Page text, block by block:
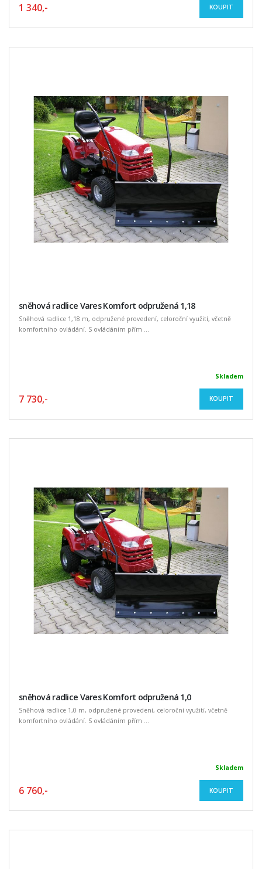
1 340,- KOUPIT
sněhová radlice Vares Komfort odpružená 1,18
Sněhová radlice 1,18 m, odpružené provedení, celoroční využití, včetně
komfortního ovládání. S ovládáním přím ...
Skladem
7 730,- KOUPIT
sněhová radlice Vares Komfort odpružená 1,0
Sněhová radlice 1,0 m, odpružené provedení, celoroční využití, včetně
komfortního ovládání. S ovládáním přím ...
Skladem
6 760,- KOUPIT